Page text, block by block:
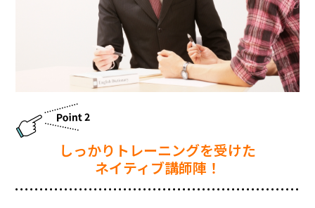
しっかりトレーニングを受けた
ネイティブ講師陣！